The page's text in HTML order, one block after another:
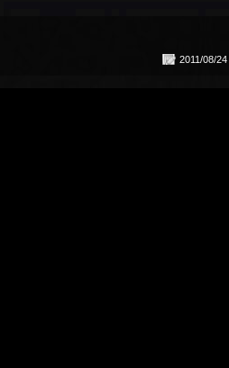
2011/08/24